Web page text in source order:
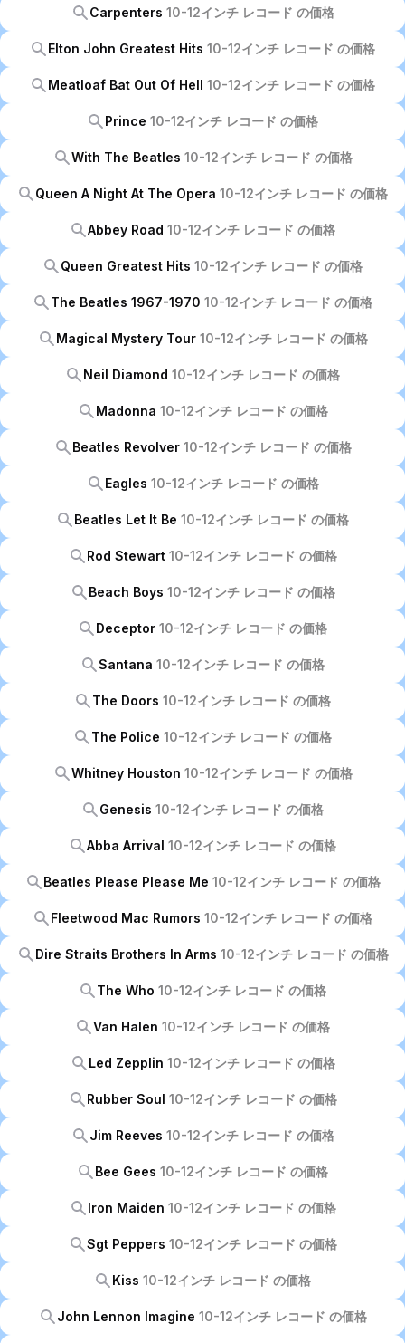
Carpenters 10-12インチ レコード の価格
Elton John Greatest Hits 10-12インチ レコード の価格
Meatloaf Bat Out Of Hell 10-12インチ レコード の価格
Prince 10-12インチ レコード の価格
With The Beatles 10-12インチ レコード の価格
Queen A Night At The Opera 10-12インチ レコード の価格
Abbey Road 10-12インチ レコード の価格
Queen Greatest Hits 10-12インチ レコード の価格
The Beatles 1967-1970 10-12インチ レコード の価格
Magical Mystery Tour 10-12インチ レコード の価格
Neil Diamond 10-12インチ レコード の価格
Madonna 10-12インチ レコード の価格
Beatles Revolver 10-12インチ レコード の価格
Eagles 10-12インチ レコード の価格
Beatles Let It Be 10-12インチ レコード の価格
Rod Stewart 10-12インチ レコード の価格
Beach Boys 10-12インチ レコード の価格
Deceptor 10-12インチ レコード の価格
Santana 10-12インチ レコード の価格
The Doors 10-12インチ レコード の価格
The Police 10-12インチ レコード の価格
Whitney Houston 10-12インチ レコード の価格
Genesis 10-12インチ レコード の価格
Abba Arrival 10-12インチ レコード の価格
Beatles Please Please Me 10-12インチ レコード の価格
Fleetwood Mac Rumors 10-12インチ レコード の価格
Dire Straits Brothers In Arms 10-12インチ レコード の価格
The Who 10-12インチ レコード の価格
Van Halen 10-12インチ レコード の価格
Led Zepplin 10-12インチ レコード の価格
Rubber Soul 10-12インチ レコード の価格
Jim Reeves 10-12インチ レコード の価格
Bee Gees 10-12インチ レコード の価格
Iron Maiden 10-12インチ レコード の価格
Sgt Peppers 10-12インチ レコード の価格
Kiss 10-12インチ レコード の価格
John Lennon Imagine 10-12インチ レコード の価格